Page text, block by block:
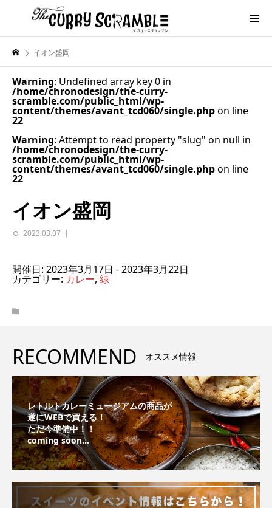
イオン盛岡
Warning: Undefined array key 0 in
/home/chronodesign/the-curry-
scramble.com/public_html/wp-
content/themes/avant_tcd060/single.phpon line
22
Warning: Attempt to read property "slug" on null in
/home/chronodesign/the-curry-
scramble.com/public_html/wp-
content/themes/avant_tcd060/single.phpon line
22
イオン盛岡
2023.03.07
開催日: 2023年3月17日 - 2023年3月22日
カテゴリー: カレー, 緑
RECOMMEND オススメ情報
レトルトカレーミュージアムの商品が
遂にWEBで買える！
ただ今準備中！！
coming soon...